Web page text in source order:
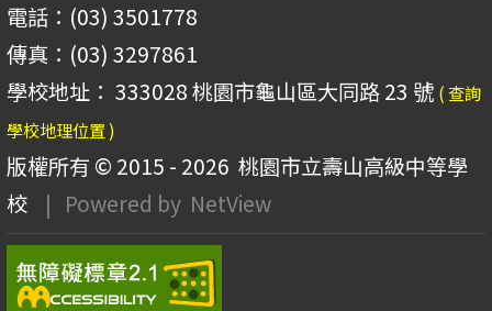
電話：(03) 3501778
傳真：(03) 3297861
學校地址： 333028 桃園市龜山區大同路 23 號 ( 查詢
學校地理位置 )
版權所有 © 2015 - 2026 桃園市立壽山高級中等學
校
| Powered by NetView